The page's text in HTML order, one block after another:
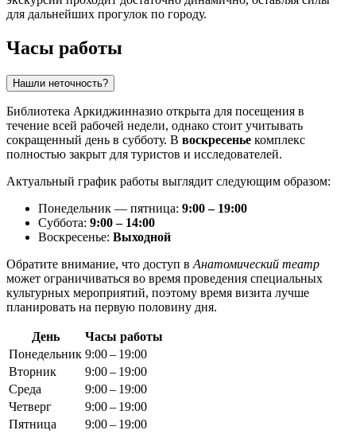
для дальнейших прогулок по городу.
Часы работы
Нашли неточность?
Библиотека Аркиджинназио открыта для посещения в
течение всей рабочей недели, однако стоит учитывать
сокращенный день в субботу. В воскресенье комплекс
полностью закрыт для туристов и исследователей.
Актуальный график работы выглядит следующим образом:
Понедельник — пятница: 9:00 – 19:00
Суббота: 9:00 – 14:00
Воскресенье: Выходной
Обратите внимание, что доступ в Анатомический театр
может ограничиваться во время проведения специальных
культурных мероприятий, поэтому время визита лучше
планировать на первую половину дня.
День
Часы работы
Понедельник 9:00 – 19:00
Вторник
9:00 – 19:00
Среда
9:00 – 19:00
Четверг
9:00 – 19:00
Пятница
9:00 – 19:00